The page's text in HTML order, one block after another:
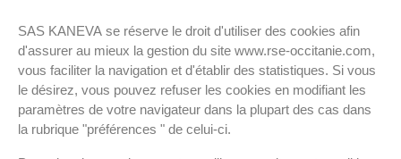
SAS KANEVA se réserve le droit d'utiliser des cookies afin
d'assurer au mieux la gestion du site www.rse-occitanie.com,
vous faciliter la navigation et d'établir des statistiques. Si vous
le désirez, vous pouvez refuser les cookies en modifiant les
paramètres de votre navigateur dans la plupart des cas dans
la rubrique "préférences " de celui-ci.